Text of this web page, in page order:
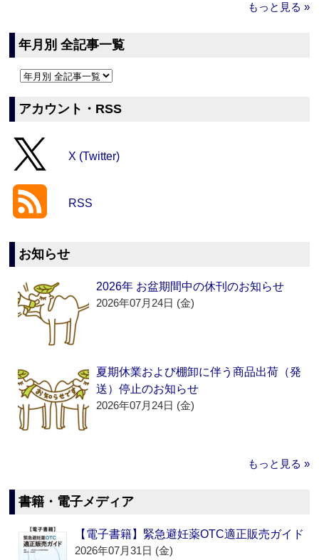
もっと見る »
年月別 全記事一覧
アカウント・RSS
X (Twitter)
RSS
お知らせ
2026年 お盆期間中の休刊のお知らせ
2026年07月24日 (金)
夏期休業および棚卸に伴う商品出荷（発
送）停止のお知らせ
2026年07月24日 (金)
もっと見る »
書籍・電子メディア
【電子書籍】緊急避妊薬OTC適正販売ガイド
2026年07月31日 (金)